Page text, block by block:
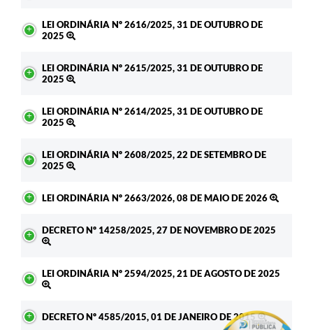
LEI ORDINÁRIA Nº 2616/2025, 31 DE OUTUBRO DE
2025
LEI ORDINÁRIA Nº 2615/2025, 31 DE OUTUBRO DE
2025
LEI ORDINÁRIA Nº 2614/2025, 31 DE OUTUBRO DE
2025
LEI ORDINÁRIA Nº 2608/2025, 22 DE SETEMBRO DE
2025
LEI ORDINÁRIA Nº 2663/2026, 08 DE MAIO DE 2026
DECRETO Nº 14258/2025, 27 DE NOVEMBRO DE 2025
LEI ORDINÁRIA Nº 2594/2025, 21 DE AGOSTO DE 2025
DECRETO Nº 4585/2015, 01 DE JANEIRO DE 2015